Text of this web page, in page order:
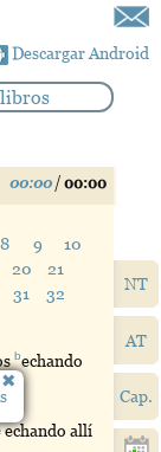
Descargar Android
NT
AT
Cap.
00:00 / 00:00
8 9
10
20
21
31
32
bechando
echando allí